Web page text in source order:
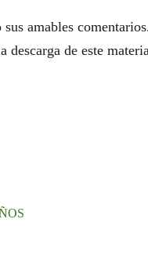
amables
descarga de este